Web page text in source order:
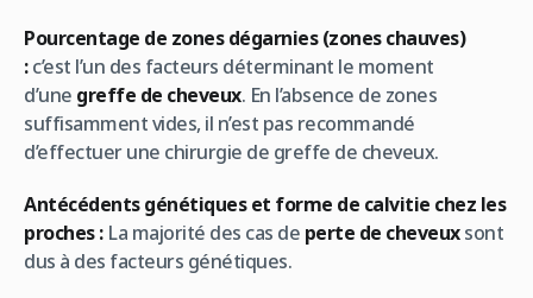
Pourcentage de zones dégarnies (zones chauves)
:c’est l’un des facteurs déterminant le moment
d’une greffe de cheveux. En l’absence de zones
suffisamment vides, il n’est pas recommandé
d’effectuer une chirurgie de greffe de cheveux.
Antécédents génétiques et forme de calvitie chez les
proches :La majorité des cas de perte de cheveuxsont
dus à des facteurs génétiques.